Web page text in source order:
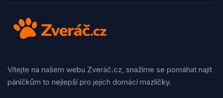
Vítejte na našem webu Zveráč.cz, snažíme se pomáhat najít
páníčkům to nejlepší pro jejich domácí mazlíčky.